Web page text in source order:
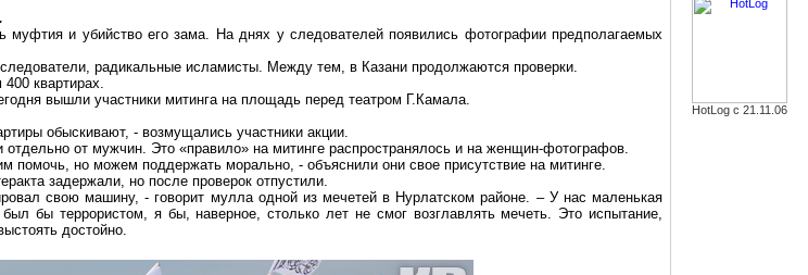
муфтия и убийство его зама. На днях у следователей появились фотографии предполагаемых
радикальные исламисты. Между тем, в Казани продолжаются проверки.
квартирах.
вышли участники митинга на площадь перед театром Г.Камала.
обыскивают, - возмущались участники акции.
от мужчин. Это «правило» на митинге распространялось и на женщин-фотографов.
но можем поддержать морально, - объяснили они свое присутствие на митинге.
задержали, но после проверок отпустили.
свою машину, - говорит мулла одной из мечетей в Нурлатском районе. – У нас маленькая
бы террористом, я бы, наверное, столько лет не смог возглавлять мечеть. Это испытание,
достойно.
HotLog с 21.11.06